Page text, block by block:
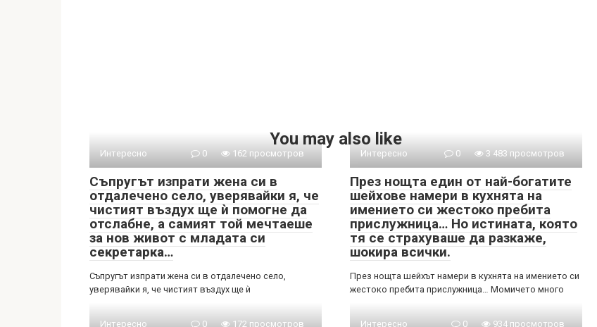
You may also like
Интересно 0 162 просмотров
Съпругът изпрати жена си в
отдалечено село, уверявайки я, че
чистият въздух ще ѝ помогне да
отслабне, а самият той мечтаеше
за нов живот с младата си
секретарка…
Съпругът изпрати жена си в отдалечено село,
уверявайки я, че чистият въздух ще ѝ
Интересно 0 3 483 просмотров
През нощта един от най-богатите
шейхове намери в кухнята на
имението си жестоко пребита
прислужница… Но истината, която
тя се страхуваше да разкаже,
шокира всички.
През нощта шейхът намери в кухнята на имението си
жестоко пребита прислужница… Момичето много
Интересно 0 172 просмотров Интересно 0 934 просмотров